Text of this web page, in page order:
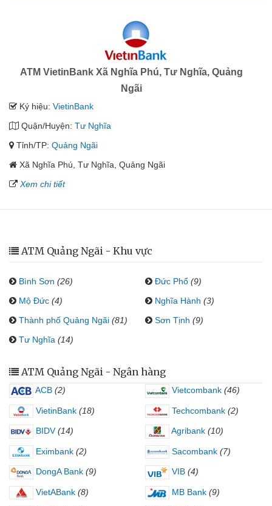
ATM VietinBank Xã Nghĩa Phú, Tư Nghĩa, Quảng
Ngãi
Ký hiệu: VietinBank
Quận/Huyện: Tư Nghĩa
Tỉnh/TP: Quảng Ngãi
Xã Nghĩa Phú, Tư Nghĩa, Quảng Ngãi
Xem chi tiết
ATM Quảng Ngãi - Khu vực
Bình Sơn (26) Đức Phổ (9)
Mộ Đức (4) Nghĩa Hành (3)
Thành phố Quảng Ngãi (81) Sơn Tịnh (9)
Tư Nghĩa (14)
ATM Quảng Ngãi - Ngân hàng
ACB (2) Vietcombank (46)
VietinBank (18) Techcombank (2)
BIDV (14) Agribank (10)
Eximbank (2) Sacombank (7)
DongA Bank (9) VIB (4)
VietABank (8) MB Bank (9)